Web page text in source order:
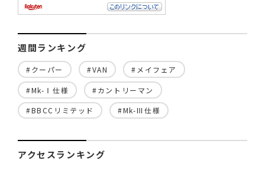
週間ランキング
#クーパー #VAN #メイフェア
#Mk-Ⅰ仕様 #カントリーマン
#BBCCリミテッド #Mk-Ⅲ仕様
アクセスランキング